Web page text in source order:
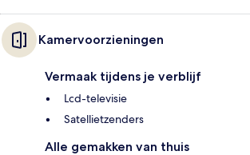
Kamervoorzieningen
Vermaak tijdens je verblijf
Lcd-televisie
Satellietzenders
Alle gemakken van thuis